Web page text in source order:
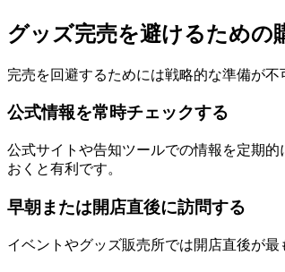
グッズ完売を避けるための
完売を回避するためには戦略的な準備が
公式情報を常時チェックする
公式サイトや告知ツールでの情報を定期
おくと有利です。
早朝または開店直後に訪問する
イベントやグッズ販売所では開店直後が